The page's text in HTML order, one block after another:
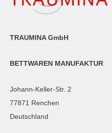
TRAUMINA GmbH
BETTWAREN MANUFAKTUR
Johann-Keller-Str. 2
77871 Renchen
Deutschland